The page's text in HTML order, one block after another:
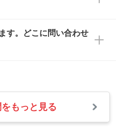
ターデータに変換し
に変換してほしい
ンや濃淡を表現した
色の場合、印刷をく
は濃い印刷色が、柔
は淡い印刷色が映え
刷色が本体色に合わ
しそうな場合は、ス
することもございま
積・お問い合わせ
。が、至急担当スタッ
品の状況を確認し、
故障している場合
届いた場合
す。どこに問い合わせ
りメールにてご連絡
ご質問も受け付けて
もっと見る